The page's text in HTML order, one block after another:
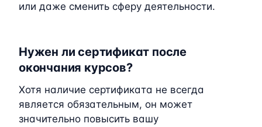
или даже сменить сферу деятельности.
Нужен ли сертификат после
окончания курсов?
Хотя наличие сертификата не всегда
является обязательным, он может
значительно повысить вашу